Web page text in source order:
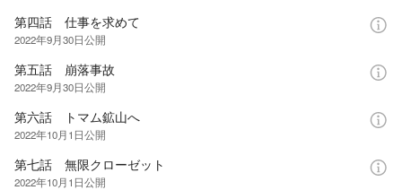
第四話 仕事を求めて
2022年9月30日公開
第五話 崩落事故
2022年9月30日公開
第六話 トマム鉱山へ
2022年10月1日公開
第七話 無限クローゼット
2022年10月1日公開